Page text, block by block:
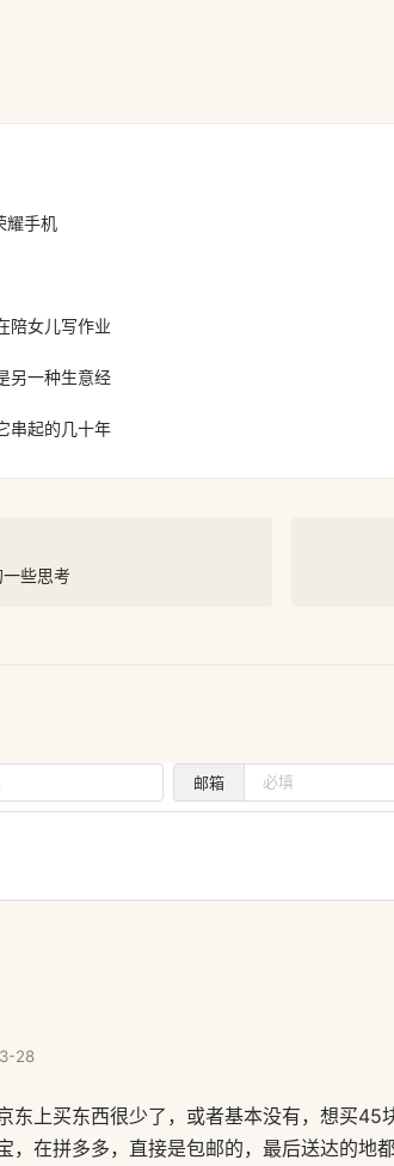
耀手机
陪女儿写作业
另一种生意经
串起的几十年
些思考
邮箱
28
东上买东西很少了，或者基本没有，想买45
，在拼多多，直接是包邮的，最后送达的地